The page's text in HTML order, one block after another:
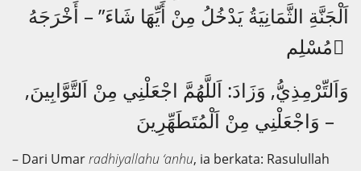
اَلْجَنَّةِ الثَّمَانِيَةُ يَدْخُلُ مِنْ أَيِّهَا شَاءَ” – أَخْرَجَهُ
مُسْلِم ٌ
وَاَلتِّرْمِذِيُّ, وَزَادَ: اَللَّهُمَّ اجْعَلْنِي مِنْ اَلتَّوَّابِينَ,
وَاجْعَلْنِي مِنْ اَلْمُتَطَهِّرِينَ –
– Dari Umarradhiyallahu ‘anhu, ia berkata: Rasulullah